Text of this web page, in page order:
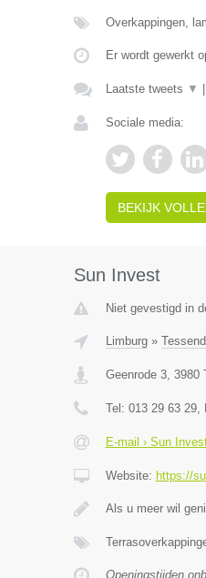
Overkappingen,
Er wordt gewerkt
Laatste tweets ▼
Sociale media:
BEKIJK
Sun Invest
Niet gevestigd in
Limburg»
Geenrode 3, 3980
Tel: 013 29 63 29,
E-mail › Sun
Website: https://
Als u meer wil
Openingstijden